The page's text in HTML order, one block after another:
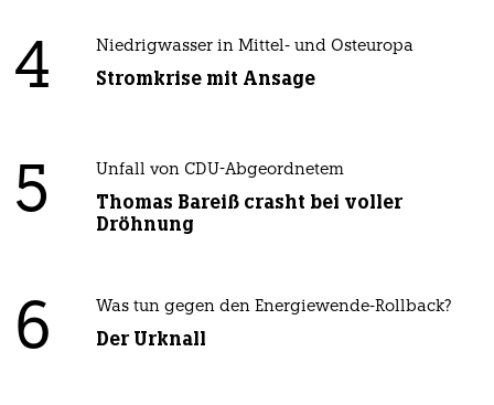
4 Niedrigwasser in Mittel- und Osteuropa
Stromkrise mit Ansage
5 Unfall von CDU-Abgeordnetem
Thomas Bareiß crasht bei voller
Dröhnung
6 Was tun gegen den Energiewende-Rollback?
Der Urknall